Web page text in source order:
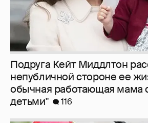
Подруга Кейт Миддлтон
непубличной стороне ее
обычная работающая мама
детьми"
116